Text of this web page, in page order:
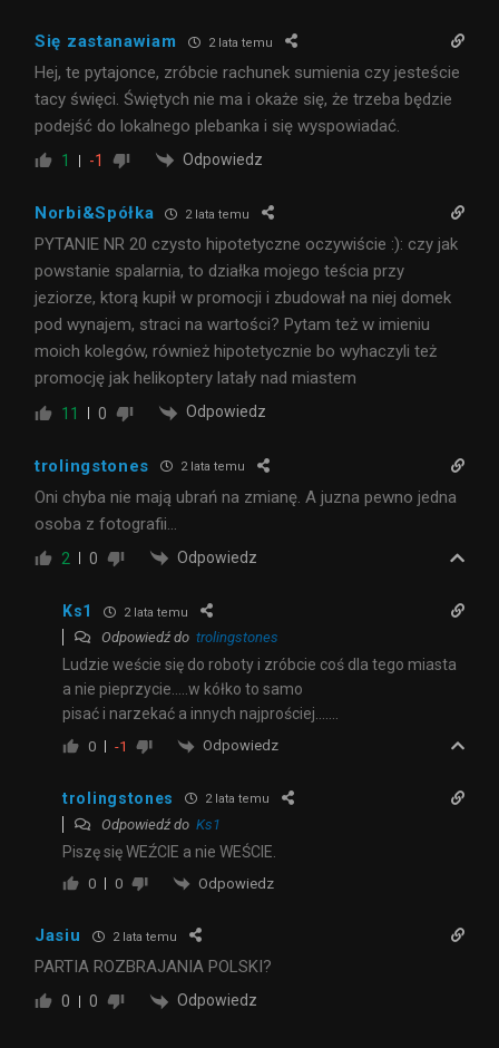
Się zastanawiam 2 lata temu
Hej, te pytajonce, zróbcie rachunek sumienia czy jesteście
tacy święci. Świętych nie ma i okaże się, że trzeba będzie
podejść do lokalnego plebanka i się wyspowiadać.
1 -1 Odpowiedz
Norbi&Spółka 2 lata temu
PYTANIE NR 20 czysto hipotetyczne oczywiście :): czy jak
powstanie spalarnia, to działka mojego teścia przy
jeziorze, ktorą kupił w promocji i zbudował na niej domek
pod wynajem, straci na wartości? Pytam też w imieniu
moich kolegów, również hipotetycznie bo wyhaczyli też
promocję jak helikoptery latały nad miastem
11 0 Odpowiedz
trolingstones 2 lata temu
Oni chyba nie mają ubrań na zmianę. A juzna pewno jedna
osoba z fotografii…
2 0 Odpowiedz
Ks1 2 lata temu
Odpowiedź do trolingstones
Ludzie weście się do roboty i zróbcie coś dla tego miasta
a nie pieprzycie…..w kółko to samo
pisać i narzekać a innych najprościej…….
0 -1 Odpowiedz
trolingstones 2 lata temu
Odpowiedź do Ks1
Piszę się WEŹCIE a nie WEŚCIE.
0 0 Odpowiedz
Jasiu 2 lata temu
PARTIA ROZBRAJANIA POLSKI?
0 0 Odpowiedz